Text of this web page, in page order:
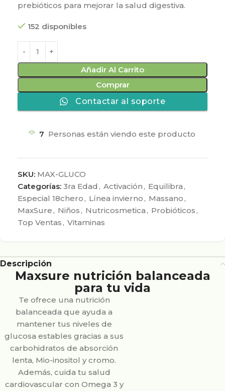
prebióticos para mejorar la salud digestiva.
152 disponibles
Añadir Al Carrito
Comprar
Contactar al soporte
7 Personas están viendo este producto
SKU: MAX-GLUCO
Categorías: 3ra Edad , Activación , Equilibra ,
Especial 18chero , Línea invierno , Massano ,
MaxSure , Niños , Nutricosmetica , Probióticos ,
Top Ventas , Vitaminas
Descripción
Maxsure nutrición balanceada
para tu vida
Te ofrece una nutrición
balanceada que ayuda a
mantener tus niveles de
glucosa estables gracias a sus
carbohidratos de absorción
lenta, Mio-inositol y cromo.
Además, cuida tu salud
cardiovascular con Omega 3 y